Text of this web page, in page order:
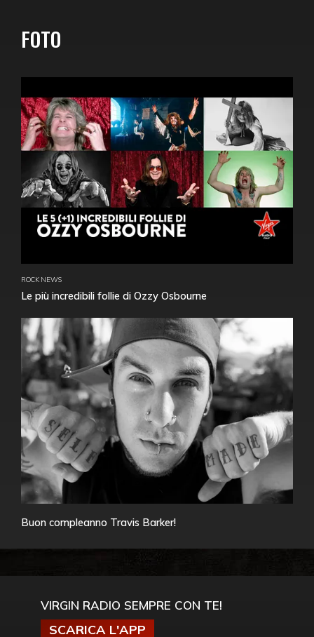
FOTO
ROCK NEWS
Le più incredibili follie di Ozzy Osbourne
Buon compleanno Travis Barker!
VIRGIN RADIO SEMPRE CON TE!
SCARICA L'APP